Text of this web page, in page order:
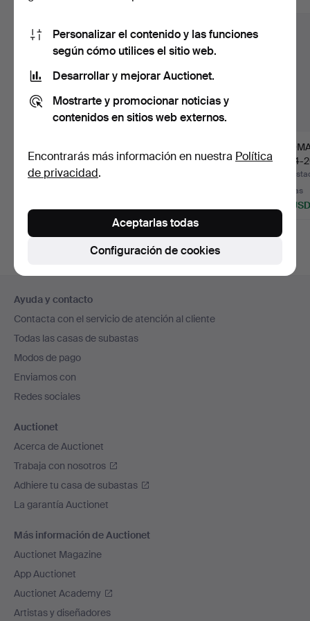
porcelana, siglo XVIII,
fami…
Subastado 30 jul 2026
porcelana, Japón,
7 pujas
58 USD
en
el
pie
de
página
Ayuda y contacto
Contacta con el servicio de atención al cliente
Todas las casas de subastas
Modos de pago
Enviamos con
Redes sociales
Auctionet
Acerca de Auctionet
Trabaja con nosotros
Adhiere tu casa de subastas
La garantía Auctionet
Más información de Auctionet
Auctionet Magazine
App Auctionet
Auctionet Academy
Artistas y diseñadores
Personalizar el contenido y las funciones
según cómo utilices el sitio web.
Desarrollar y mejorar Auctionet.
Mostrarte y promocionar noticias y
contenidos en sitios web externos.
Encontrarás más información en nuestra Política
de privacidad.
Configuración de cookies
Aceptarlas todas